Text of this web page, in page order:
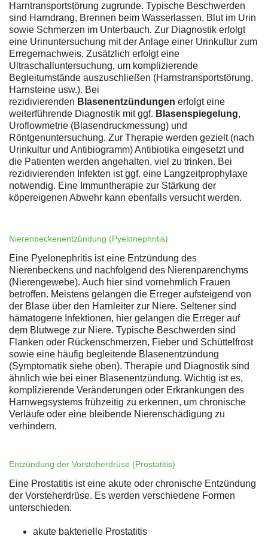
Harntransportstörung zugrunde. Typische Beschwerden
sind Harndrang, Brennen beim Wasserlassen, Blut im Urin
sowie Schmerzen im Unterbauch. Zur Diagnostik erfolgt
eine Urinuntersuchung mit der Anlage einer Urinkultur zum
Erregernachweis. Zusätzlich erfolgt eine
Ultraschalluntersuchung, um komplizierende
Begleitumstände auszuschließen (Harnstransportstörung,
Harnsteine usw.). Bei
rezidivierenden Blasenentzündungen erfolgt eine
weiterführende Diagnostik mit ggf. Blasenspiegelung,
Uroflowmetrie (Blasendruckmessung) und
Röntgenuntersuchung. Zur Therapie werden gezielt (nach
Urinkultur und Antibiogramm) Antibiotika eingesetzt und
die Patienten werden angehalten, viel zu trinken. Bei
rezidivierenden Infekten ist ggf. eine Langzeitprophylaxe
notwendig. Eine Immuntherapie zur Stärkung der
köpereigenen Abwehr kann ebenfalls versucht werden.
Nierenbeckenentzündung (Pyelonephritis)
Eine Pyelonephritis ist eine Entzündung des
Nierenbeckens und nachfolgend des Nierenparenchyms
(Nierengewebe). Auch hier sind vornehmlich Frauen
betroffen. Meistens gelangen die Erreger aufsteigend von
der Blase über den Harnleiter zur Niere. Seltener sind
hämatogene Infektionen, hier gelangen die Erreger auf
dem Blutwege zur Niere. Typische Beschwerden sind
Flanken oder Rückenschmerzen, Fieber und Schüttelfrost
sowie eine häufig begleitende Blasenentzündung
(Symptomatik siehe oben). Therapie und Diagnostik sind
ähnlich wie bei einer Blasenentzündung. Wichtig ist es,
komplizierende Veränderungen oder Erkrankungen des
Harnwegsystems frühzeitig zu erkennen, um chronische
Verläufe oder eine bleibende Nierenschädigung zu
verhindern.
Entzündung der Vorsteherdrüse (Prostatitis)
Eine Prostatitis ist eine akute oder chronische Entzündung
der Vorsteherdrüse. Es werden verschiedene Formen
unterschieden.
akute bakterielle Prostatitis